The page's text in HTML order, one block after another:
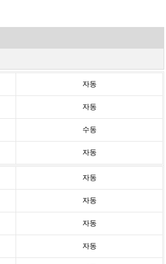
자동
자동
수동
자동
자동
자동
자동
자동